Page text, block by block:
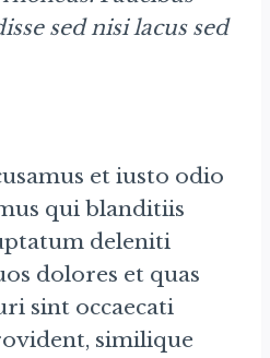
sed nisi lacus sed
et iusto odio
qui blanditiis
deleniti
dolores et quas
sint occaecati
similique